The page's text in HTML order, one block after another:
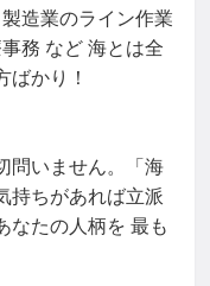
造業のライン作業
務 など 海とは全
ばかり！
問いません。「海
持ちがあれば立派
なたの人柄を 最も